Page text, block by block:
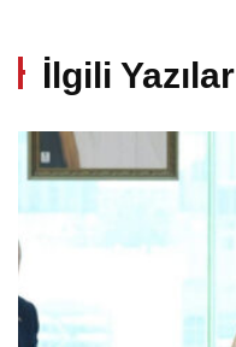
İlgili Yazılar